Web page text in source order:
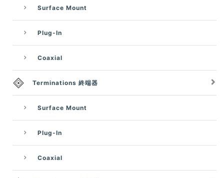
Surface Mount
Plug-In
Coaxial
Terminations 終端器
Surface Mount
Plug-In
Coaxial